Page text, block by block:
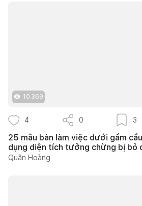
10.369
4 0 3
25 mẫu bàn làm việc dưới gầm
dụng diện tích tưởng chừng bị bỏ
Quân Hoàng